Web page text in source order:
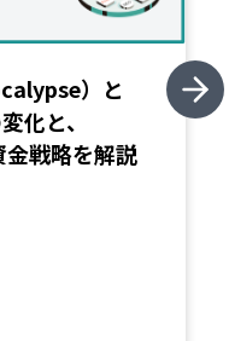
）と
化と、
戦略を解説